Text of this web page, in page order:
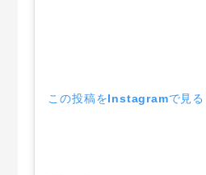
この投稿をInstagramで見る